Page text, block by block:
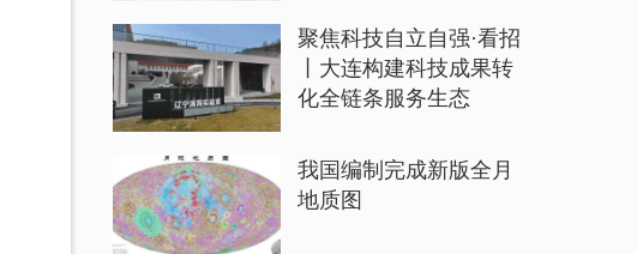
聚焦科技自立自强·看招
丨大连构建科技成果转
化全链条服务生态
我国编制完成新版全月
地质图